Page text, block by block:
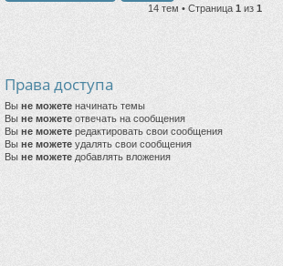
14 тем • Страница 1 из 1
Права доступа
Вы не можете начинать темы
Вы не можете отвечать на сообщения
Вы не можете редактировать свои сообщения
Вы не можете удалять свои сообщения
Вы не можете добавлять вложения